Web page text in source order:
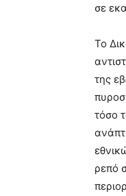
σε
Το
της
τόσο
ρεπό